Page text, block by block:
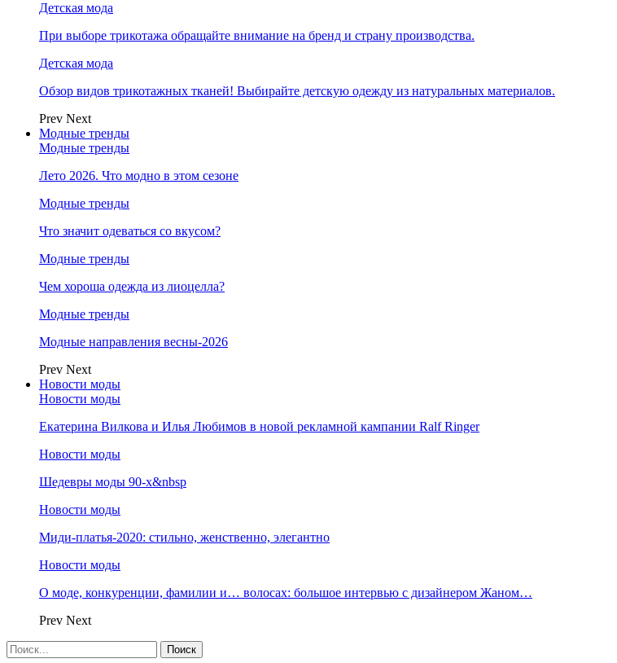
Детская мода
При выборе трикотажа обращайте внимание на бренд и страну производства.
Детская мода
Обзор видов трикотажных тканей! Выбирайте детскую одежду из натуральных материалов.
Prev Next
Модные тренды
Модные тренды
Лето 2026. Что модно в этом сезоне
Модные тренды
Что значит одеваться со вкусом?
Модные тренды
Чем хороша одежда из лиоцелла?
Модные тренды
Модные направления весны-2026
Prev Next
Новости моды
Новости моды
Екатерина Вилкова и Илья Любимов в новой рекламной кампании Ralf Ringer
Новости моды
Шедевры моды 90-х&nbsp
Новости моды
Миди-платья-2020: стильно, женственно, элегантно
Новости моды
О моде, конкуренции, фамилии и… волосах: большое интервью с дизайнером Жаном…
Prev Next